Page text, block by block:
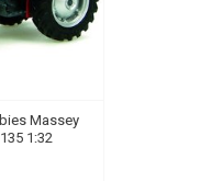
Massey
1:32